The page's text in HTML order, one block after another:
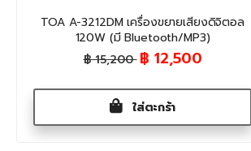
TOA A-3212DM เครื่องขยายเสียงดิจิตอล
120W (มี Bluetooth/MP3)
฿ 15,200 ฿ 12,500
ใส่ตะกร้า